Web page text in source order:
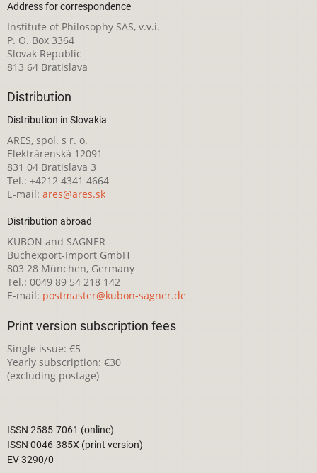
Address for correspondence
Institute of Philosophy SAS, v.v.i.
P. O. Box 3364
Slovak Republic
813 64 Bratislava
Distribution
Distribution in Slovakia
ARES, spol. s r. o.
Elektrárenská 12091
831 04 Bratislava 3
Tel.: +4212 4341 4664
E-mail: ares@ares.sk
Distribution abroad
KUBON and SAGNER
Buchexport-Import GmbH
803 28 München, Germany
Tel.: 0049 89 54 218 142
E-mail: postmaster@kubon-sagner.de
Print version subscription fees
Single issue: €5
Yearly subscription: €30
(excluding postage)
ISSN 2585-7061 (online)
ISSN 0046-385X (print version)
EV 3290/0